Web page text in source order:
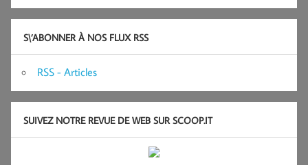
S\’ABONNER À NOS FLUX RSS
RSS - Articles
SUIVEZ NOTRE REVUE DE WEB SUR SCOOP.IT